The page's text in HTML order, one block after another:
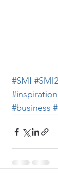
#SMI
#inspiration
#business